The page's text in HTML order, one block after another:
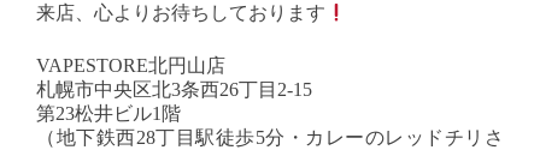
来店、心よりお待ちしております
VAPESTORE北円山店
札幌市中央区北3条西26丁目2-15
第23松井ビル1階
（地下鉄西28丁目駅徒歩5分・カレーのレッドチリさ